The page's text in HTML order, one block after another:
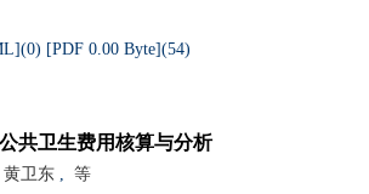
0) [PDF 0.00 Byte](54)
共卫生费用核算与分析
黄卫东 ,
等